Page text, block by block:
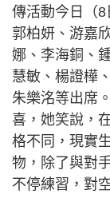
傳活動今日（8
郭柏妍、游嘉
娜、李海銅、
慧敏、楊證樺
朱樂洺等出席
喜，她笑說，
格不同，現實
物，除了與對
不停練習，對